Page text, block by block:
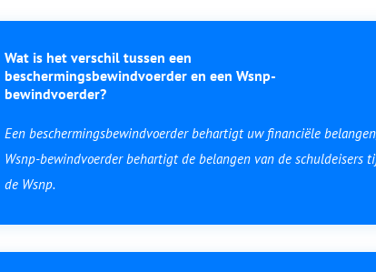
Wat is het verschil tussen een
beschermingsbewindvoerder en een Wsnp-
bewindvoerder?
Een beschermingsbewindvoerder behartigt uw financiële
Wsnp-bewindvoerder behartigt de belangen van de schuldeisers
de Wsnp.